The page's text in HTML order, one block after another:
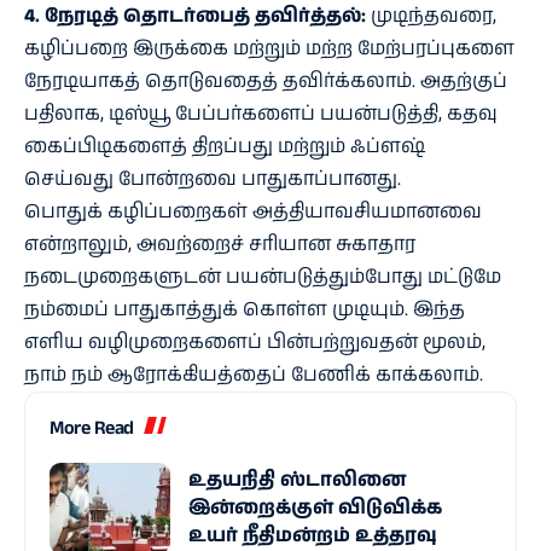
4. நேரடித் தொடர்பைத் தவிர்த்தல்: முடிந்தவரை,
கழிப்பறை இருக்கை மற்றும் மற்ற மேற்பரப்புகளை
நேரடியாகத் தொடுவதைத் தவிர்க்கலாம். அதற்குப்
பதிலாக, டிஸ்யூ பேப்பர்களைப் பயன்படுத்தி, கதவு
கைப்பிடிகளைத் திறப்பது மற்றும் ஃப்ளஷ்
செய்வது போன்றவை பாதுகாப்பானது.
பொதுக் கழிப்பறைகள் அத்தியாவசியமானவை
என்றாலும், அவற்றைச் சரியான சுகாதார
நடைமுறைகளுடன் பயன்படுத்தும்போது மட்டுமே
நம்மைப் பாதுகாத்துக் கொள்ள முடியும். இந்த
எளிய வழிமுறைகளைப் பின்பற்றுவதன் மூலம்,
நாம் நம் ஆரோக்கியத்தைப் பேணிக் காக்கலாம்.
More Read
உதயநிதி ஸ்டாலினை
இன்றைக்குள் விடுவிக்க
உயர் நீதிமன்றம் உத்தரவு